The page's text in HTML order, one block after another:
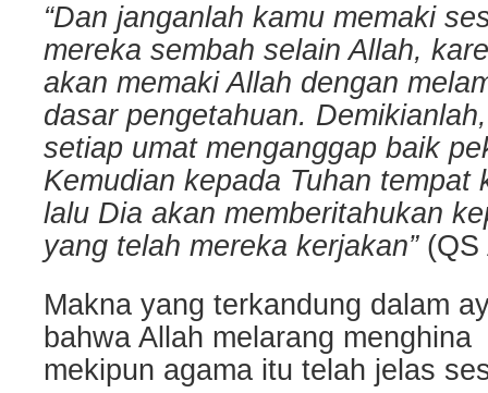
“Dan janganlah kamu memaki
mereka sembah selain Allah,
akan memaki Allah dengan
dasar pengetahuan.
setiap umat menganggap baik
Kemudian kepada Tuhan tempat
lalu Dia akan memberitahukan
yang telah mereka kerjakan”(QS
Makna yang terkandung dalam
bahwa Allah melarang
mekipun agama itu telah jelas